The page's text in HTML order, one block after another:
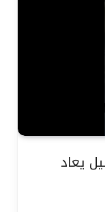
يعاد